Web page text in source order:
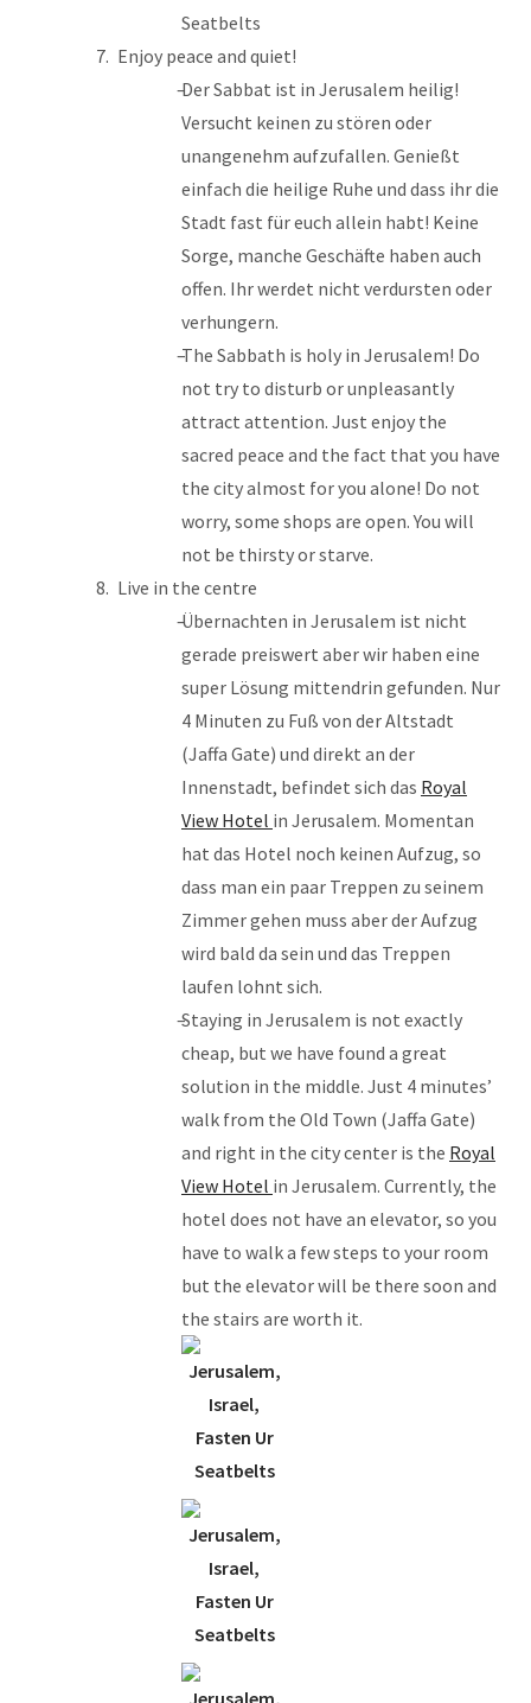
Enjoy peace and quiet!
Der Sabbat ist in Jerusalem heilig!
Versucht keinen zu stören oder
unangenehm aufzufallen. Genießt
einfach die heilige Ruhe und dass ihr die
Stadt fast für euch allein habt! Keine
Sorge, manche Geschäfte haben auch
offen. Ihr werdet nicht verdursten oder
verhungern.
The Sabbath is holy in Jerusalem! Do
not try to disturb or unpleasantly
attract attention. Just enjoy the
sacred peace and the fact that you have
the city almost for you alone! Do not
worry, some shops are open. You will
not be thirsty or starve.
Live in the centre
Übernachten in Jerusalem ist nicht
gerade preiswert aber wir haben eine
super Lösung mittendrin gefunden. Nur
4 Minuten zu Fuß von der Altstadt
(Jaffa Gate) und direkt an der
Innenstadt, befindet sich das Royal
View Hotel in Jerusalem. Momentan
hat das Hotel noch keinen Aufzug, so
dass man ein paar Treppen zu seinem
Zimmer gehen muss aber der Aufzug
wird bald da sein und das Treppen
laufen lohnt sich.
Staying in Jerusalem is not exactly
cheap, but we have found a great
solution in the middle. Just 4 minutes’
walk from the Old Town (Jaffa Gate)
and right in the city center is the Royal
View Hotel in Jerusalem. Currently, the
hotel does not have an elevator, so you
have to walk a few steps to your room
but the elevator will be there soon and
the stairs are worth it.